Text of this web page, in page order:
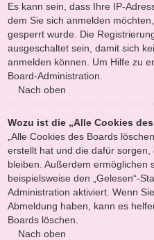
Es kann sein, dass Ihre IP-
dem Sie sich anmelden
gesperrt wurde. Die
ausgeschaltet sein, damit sich
anmelden können. Um Hilfe zu
Board-Administration.
Nach oben
Wozu ist die „Alle Cookies
„Alle Cookies des Boards
erstellt hat und die dafür
bleiben. Außerdem ermöglichen
beispielsweise den „Gelesen“-
Administration aktiviert. Wenn
Abmeldung haben, kann es
Boards löschen.
Nach oben